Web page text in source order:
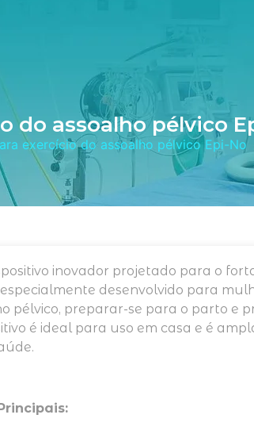
do assoalho pélvico
exercício do assoalho pélvico Epi-No
inovador projetado para o
desenvolvido para
pélvico, preparar-se para o parto e
é ideal para uso em casa e é